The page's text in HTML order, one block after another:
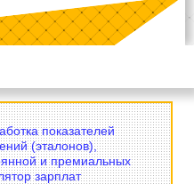
показателей
(эталонов),
и премиальных
зарплат